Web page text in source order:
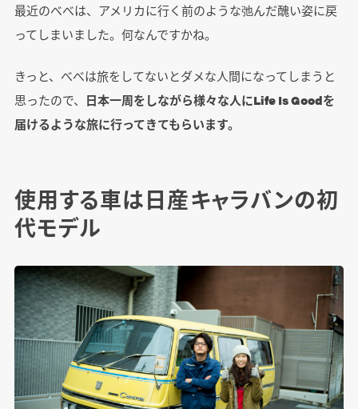
最近のべべは、アメリカに行く前のような弛んだ醜い姿に戻
ってしまいました。何なんですかね。
きっと、べべは旅をしてないとダメな人間になってしまうと
思ったので、 日本一周をしながら様々な人にLife Is Goodを
届けるような旅に行ってきてもらいます。
使用する車は日産キャラバンの初
代モデル